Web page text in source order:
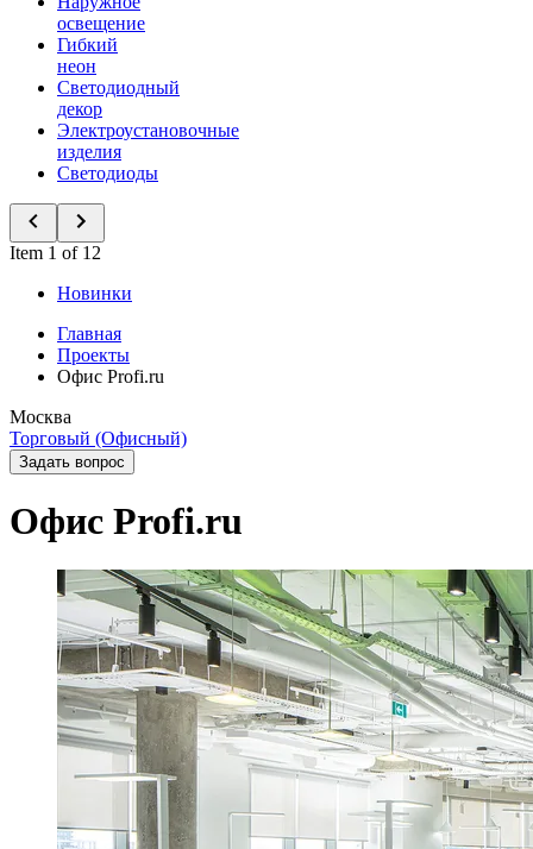
освещение
Гибкий
неон
Светодиодный
декор
Электроустановочные
изделия
Светодиоды
Item 1 of 12
Новинки
Главная
Проекты
Офис Profi.ru
Москва
Торговый (Офисный)
Задать вопрос
Офис Profi.ru